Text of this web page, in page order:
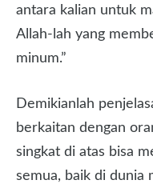
antara kalian untuk
Allah-lah yang
minum.”
Demikianlah
berkaitan dengan
singkat di atas bisa
semua, baik di dunia